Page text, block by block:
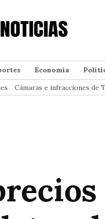
Economía
Cámaras e infracciones de